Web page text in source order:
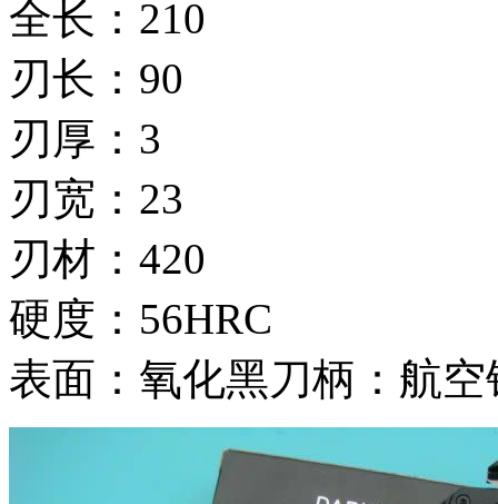
全长：210
刃长：90
刃厚：3
刃宽：23
刃材：420
硬度：56HRC
表面：氧化黑刀柄：航空